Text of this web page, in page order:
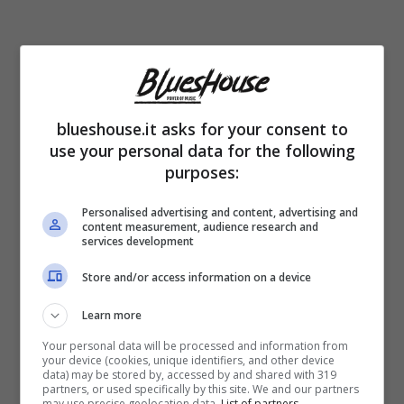
bootcute ilflarebilanciano il volume del
corpo appare verticale. Lagamba dritta
leggermente crop, alla caviglia, regala pulizia
con sneakers o stivali. Gli skinny?
Funzionano se il denim è strutturato e il
colore è pieno. Ilwide-legadalta vita
disegna una colonna elegante, soprattutto in
blueshouse.it asks for your consent to
use your personal data for the following
purposes:
Personalised advertising and content, advertising and
content measurement, audience research and
services development
Store and/or access information on a device
Learn more
Your personal data will be processed and information from
your device (cookies, unique identifiers, and other device
data) may be stored by, accessed by and shared with 319
partners, or used specifically by this site. We and our partners